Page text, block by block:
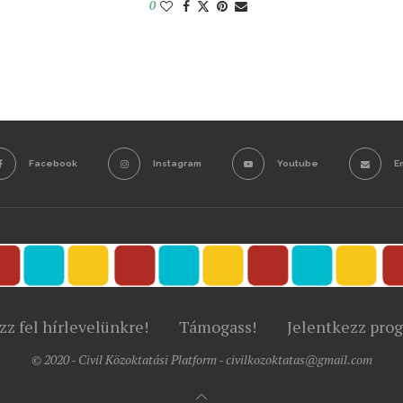
0
Facebook Instagram Youtube
fel hírlevelünkre! Támogass! Jelentkezz
© 2020 - Civil Közoktatási Platform - civilkozoktatas@gmail.com